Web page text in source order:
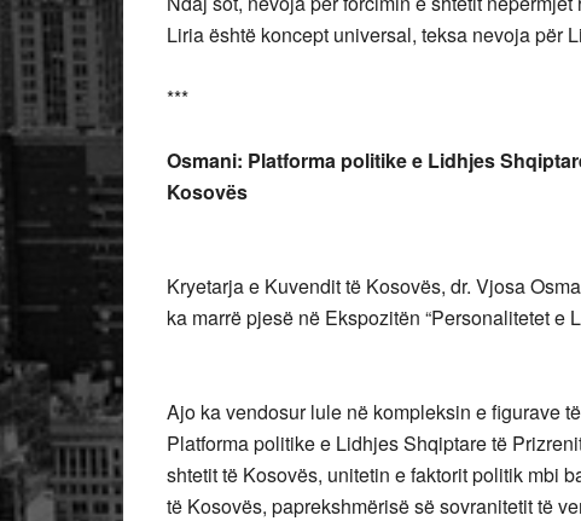
Liria është koncept universal, teksa nevoja për
***
Osmani: Platforma politike e Lidhjes
Kosovës
Kryetarja e Kuvendit të Kosovës, dr. Vjosa
ka marrë pjesë në Ekspozitën “Personalitetet e
Ajo ka vendosur lule në kompleksin e figurave
Platforma politike e Lidhjes Shqiptare të
shtetit të Kosovës, unitetin e faktorit politik mbi
të Kosovës, paprekshmërisë së sovranitetit të